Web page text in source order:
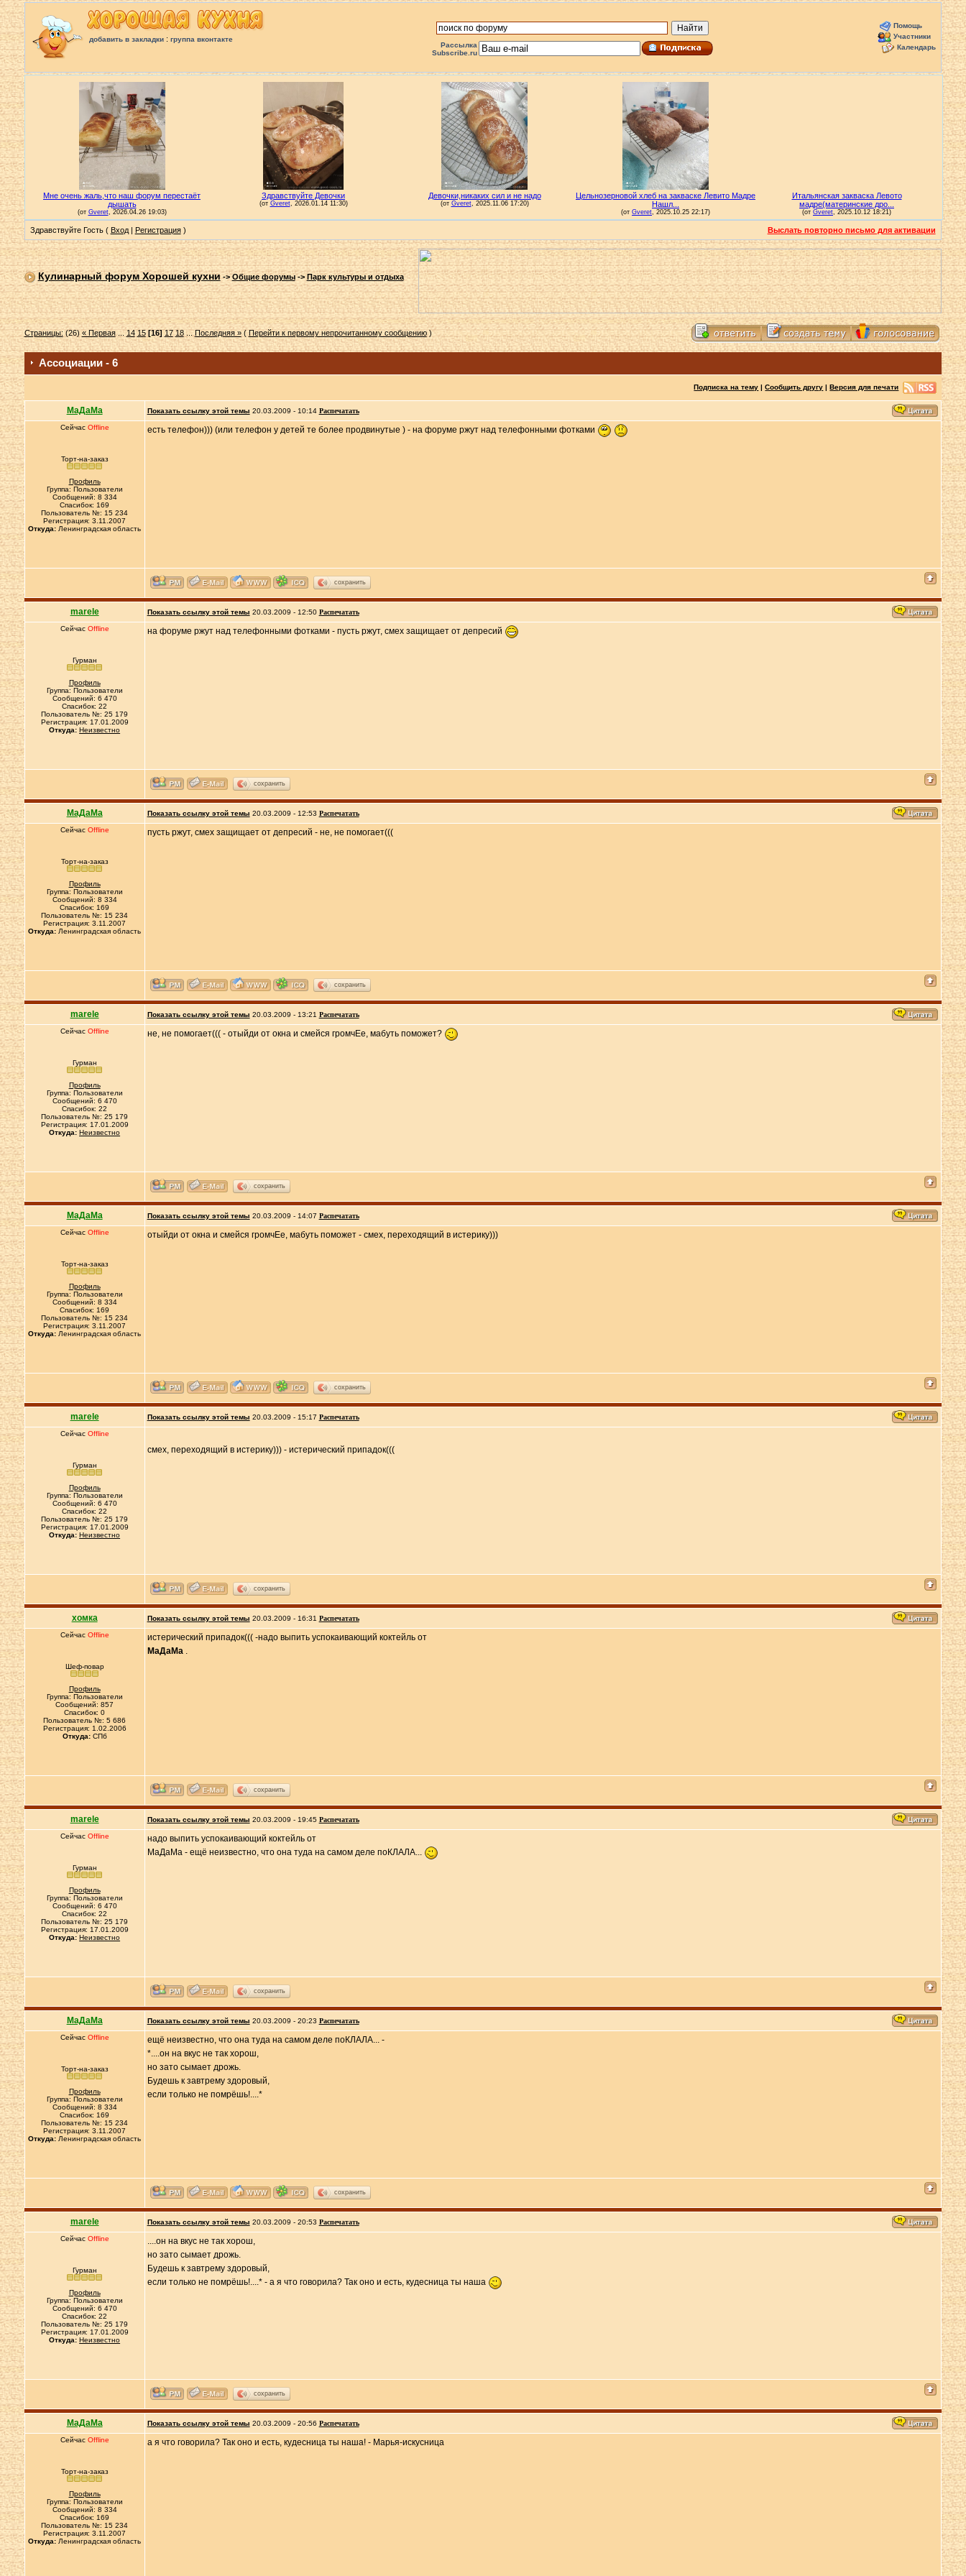
добавить в закладки: группа вконтакте
Рассылка
Subscribe.ru
Помощь
Участники
Календарь
Здравствуйте Гость ( Вход| Регистрация) Выслать повторно письмо для активации
Кулинарный форум Хорошей кухни->Общие форумы-> Парк культуры и отдыха
Страницы:(26)« Первая...14 15 [16] 17 18...Последняя »(Перейти к первому непрочитанному сообщению)
Ассоциации - 6
Подписка на тему |Сообщить другу |Версия для печати
МаДаМа Показать ссылку этой темы 20.03.2009 - 10:14 Распечатать
Сейчас Offline
Торт-на-заказ
Профиль
Группа: Пользователи
Сообщений: 8 334
Спасибок: 169
Пользователь №: 15 234
Регистрация: 3.11.2007
Откуда: Ленинградская область
есть телефон))) (или телефон у детей те более продвинутые ) - на форуме ржут над телефонными фотками
сохранить
marele Показать ссылку этой темы 20.03.2009 - 12:50 Распечатать
Сейчас Offline
Гурман
Профиль
Группа: Пользователи
Сообщений: 6 470
Спасибок: 22
Пользователь №: 25 179
Регистрация: 17.01.2009
Откуда: Неизвестно
на форуме ржут над телефонными фотками - пусть ржут, смех защищает от депресий
сохранить
МаДаМа Показать ссылку этой темы 20.03.2009 - 12:53 Распечатать
Сейчас Offline
Торт-на-заказ
Профиль
Группа: Пользователи
Сообщений: 8 334
Спасибок: 169
Пользователь №: 15 234
Регистрация: 3.11.2007
Откуда: Ленинградская область
пусть ржут, смех защищает от депресий - не, не помогает(((
сохранить
marele Показать ссылку этой темы 20.03.2009 - 13:21 Распечатать
Сейчас Offline
Гурман
Профиль
Группа: Пользователи
Сообщений: 6 470
Спасибок: 22
Пользователь №: 25 179
Регистрация: 17.01.2009
Откуда: Неизвестно
не, не помогает((( - отыйди от окна и смейся громчЕе, мабуть поможет?
сохранить
МаДаМа Показать ссылку этой темы 20.03.2009 - 14:07 Распечатать
Сейчас Offline
Торт-на-заказ
Профиль
Группа: Пользователи
Сообщений: 8 334
Спасибок: 169
Пользователь №: 15 234
Регистрация: 3.11.2007
Откуда: Ленинградская область
отыйди от окна и смейся громчЕе, мабуть поможет - смех, переходящий в истерику)))
сохранить
marele Показать ссылку этой темы 20.03.2009 - 15:17 Распечатать
Сейчас Offline
Гурман
Профиль
Группа: Пользователи
Сообщений: 6 470
Спасибок: 22
Пользователь №: 25 179
Регистрация: 17.01.2009
Откуда: Неизвестно
смех, переходящий в истерику))) - истерический припадок(((
сохранить
хомка Показать ссылку этой темы 20.03.2009 - 16:31 Распечатать
Сейчас Offline
Шеф-повар
Профиль
Группа: Пользователи
Сообщений: 857
Спасибок: 0
Пользователь №: 5 686
Регистрация: 1.02.2006
Откуда:СПб
истерический припадок((( -надо выпить успокаивающий коктейль от
МаДаМа.
сохранить
marele Показать ссылку этой темы 20.03.2009 - 19:45 Распечатать
Сейчас Offline
Гурман
Профиль
Группа: Пользователи
Сообщений: 6 470
Спасибок: 22
Пользователь №: 25 179
Регистрация: 17.01.2009
Откуда: Неизвестно
надо выпить успокаивающий коктейль от
МаДаМа - ещё неизвестно, что она туда на самом деле поКЛАЛА...
сохранить
МаДаМа Показать ссылку этой темы 20.03.2009 - 20:23 Распечатать
Сейчас Offline
Торт-на-заказ
Профиль
Группа: Пользователи
Сообщений: 8 334
Спасибок: 169
Пользователь №: 15 234
Регистрация: 3.11.2007
Откуда: Ленинградская область
ещё неизвестно, что она туда на самом деле поКЛАЛА... -
*....он на вкус не так хорош,
но зато сымает дрожь.
Будешь к завтрему здоровый,
если только не помрёшь!....*
сохранить
marele Показать ссылку этой темы 20.03.2009 - 20:53 Распечатать
Сейчас Offline
Гурман
Профиль
Группа: Пользователи
Сообщений: 6 470
Спасибок: 22
Пользователь №: 25 179
Регистрация: 17.01.2009
Откуда: Неизвестно
....он на вкус не так хорош,
но зато сымает дрожь.
Будешь к завтрему здоровый,
если только не помрёшь!....* - а я что говорила? Так оно и есть, кудесница ты наша
сохранить
МаДаМа Показать ссылку этой темы 20.03.2009 - 20:56 Распечатать
Сейчас Offline
Торт-на-заказ
Профиль
Группа: Пользователи
Сообщений: 8 334
Спасибок: 169
Пользователь №: 15 234
Регистрация: 3.11.2007
Откуда: Ленинградская область
а я что говорила? Так оно и есть, кудесница ты наша! - Марья-искусница